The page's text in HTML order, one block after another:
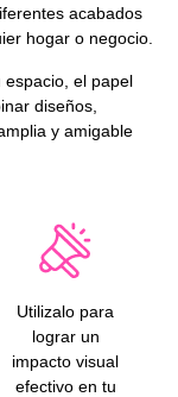
acabados
hogar o negocio.
el papel
diseños,
y amigable
Utilizalo para
lograr un
impacto visual
efectivo en tu